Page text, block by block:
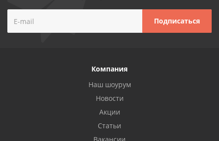
Компания
Наш шоурум
Новости
Акции
Статьи